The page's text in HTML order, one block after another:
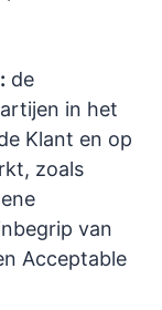
de
in het
Klant en op
zoals
van
Acceptable